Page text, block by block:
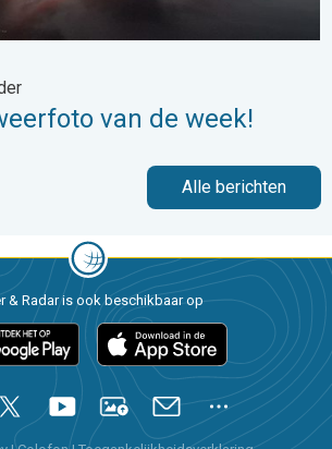
van de week!
Alle berichten
& Radar is ook beschikbaar op